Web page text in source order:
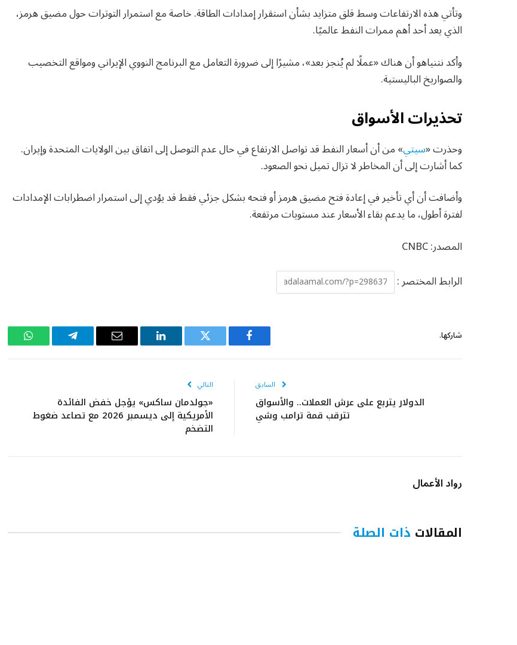
وتأتي هذه الارتفاعات وسط قلق متزايد بشأن استقرار إمدادات الطاقة. خاصة مع استمرار التوترات حول مضيق هرمز،
الذي يعد أحد أهم ممرات النفط عالميًا.
وأكد نتنياهو أن هناك «عملًا لم يُنجز بعد»، مشيرًا إلى ضرورة التعامل مع البرنامج النووي الإيراني ومواقع التخصيب
والصواريخ الباليستية.
تحذيرات الأسواق
وحذرت «سيتي» من أن أسعار النفط قد تواصل الارتفاع في حال عدم التوصل إلى اتفاق بين الولايات المتحدة وإيران.
كما أشارت إلى أن المخاطر لا تزال تميل نحو الصعود.
وأضافت أن أي تأخير في إعادة فتح مضيق هرمز أو فتحه بشكل جزئي فقط قد يؤدي إلى استمرار اضطرابات الإمدادات
لفترة أطول، ما يدعم بقاء الأسعار عند مستويات مرتفعة.
المصدر: CNBC
الرابط المختصر :
شاركها.
فيسبوك تويتر لينكدإن
البريد
تيلقرام واتساب
السابق
الدولار يتربع على عرش العملات.. والأسواق
تترقب قمة ترامب وشي
التالي
«جولدمان ساكس» يؤجل خفض الفائدة
الأمريكية إلى ديسمبر 2026 مع تصاعد ضغوط
التضخم
رواد الأعمال
المقالات ذات الصلة